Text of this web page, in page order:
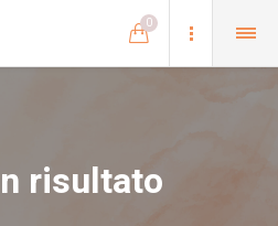
0
risultato